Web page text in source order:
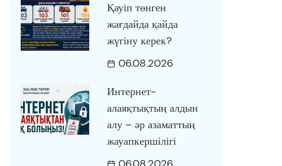
Қауіп төнген
жағдайда қайда
жүгіну керек?
06.08.2026
Интернет-
алаяқтықтың алдын
алу – әр азаматтың
жауапкершілігі